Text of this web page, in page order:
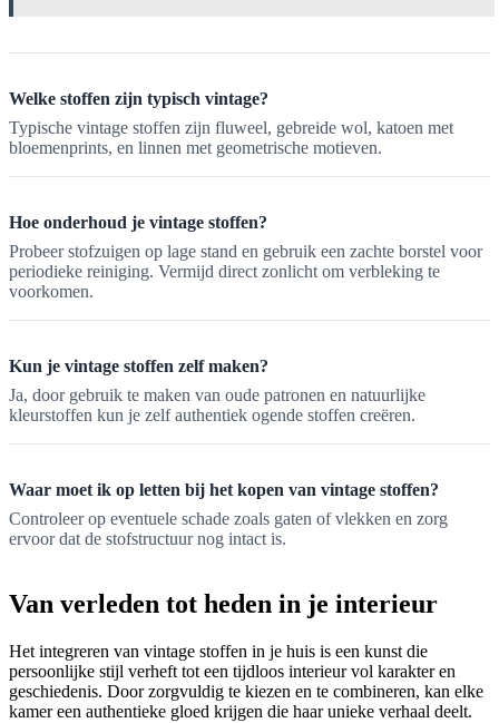
Welke stoffen zijn typisch vintage?
Typische vintage stoffen zijn fluweel, gebreide wol, katoen met
bloemenprints, en linnen met geometrische motieven.
Hoe onderhoud je vintage stoffen?
Probeer stofzuigen op lage stand en gebruik een zachte borstel voor
periodieke reiniging. Vermijd direct zonlicht om verbleking te
voorkomen.
Kun je vintage stoffen zelf maken?
Ja, door gebruik te maken van oude patronen en natuurlijke
kleurstoffen kun je zelf authentiek ogende stoffen creëren.
Waar moet ik op letten bij het kopen van vintage stoffen?
Controleer op eventuele schade zoals gaten of vlekken en zorg
ervoor dat de stofstructuur nog intact is.
Van verleden tot heden in je interieur
Het integreren van vintage stoffen in je huis is een kunst die
persoonlijke stijl verheft tot een tijdloos interieur vol karakter en
geschiedenis. Door zorgvuldig te kiezen en te combineren, kan elke
kamer een authentieke gloed krijgen die haar unieke verhaal deelt.